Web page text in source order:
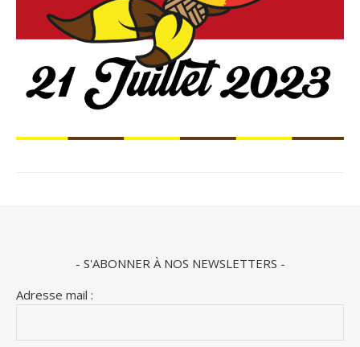
- S'ABONNER À NOS NEWSLETTERS -
Adresse mail :